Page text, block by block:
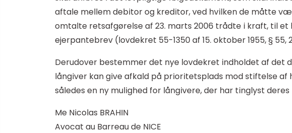
aftale mellem debitor og kreditor, ved hvilken de måtte
omtalte retsafgørelse af 23. marts 2006 trådte i kraft, til
ejerpantebrev (lovdekret 55-1350 af 15. oktober 1955, §
Derudover bestemmer det nye lovdekret indholdet af det
långiver kan give afkald på prioritetsplads mod stiftelse
således en ny mulighed for långivere, der har tinglyst
Me Nicolas BRAHIN
Avocat au Barreau de NICE